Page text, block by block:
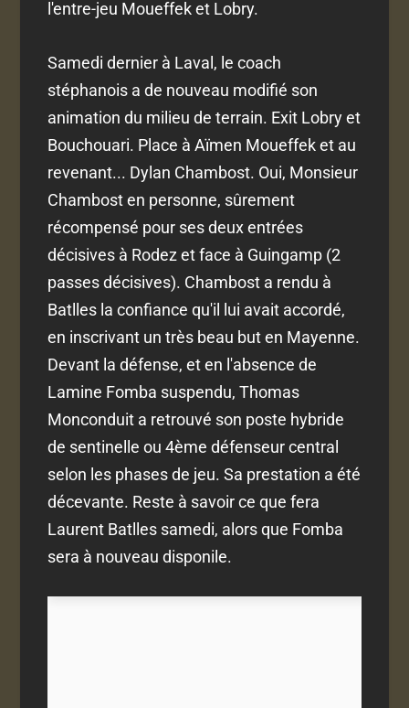
l'entre-jeu Moueffek et Lobry.
Samedi dernier à Laval, le coach
stéphanois a de nouveau modifié son
animation du milieu de terrain. Exit Lobry et
Bouchouari. Place à Aïmen Moueffek et au
revenant... Dylan Chambost. Oui, Monsieur
Chambost en personne, sûrement
récompensé pour ses deux entrées
décisives à Rodez et face à Guingamp (2
passes décisives). Chambost a rendu à
Batlles la confiance qu'il lui avait accordé,
en inscrivant un très beau but en Mayenne.
Devant la défense, et en l'absence de
Lamine Fomba suspendu, Thomas
Monconduit a retrouvé son poste hybride
de sentinelle ou 4ème défenseur central
selon les phases de jeu. Sa prestation a été
décevante. Reste à savoir ce que fera
Laurent Batlles samedi, alors que Fomba
sera à nouveau disponile.